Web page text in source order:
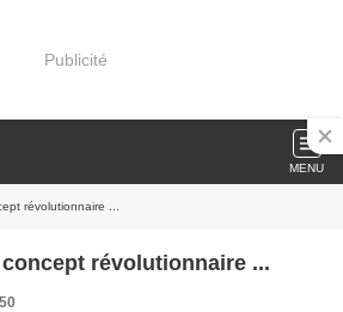
Publicité
MENU
révolutionnaire ...
révolutionnaire ...